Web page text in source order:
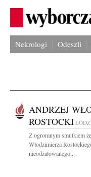
Nekrologi Odeszli
ANDRZEJ
ROSTOCKI ŁÓDŹ
Z ogromnym smutkiem
Włodzimierza
nieodżałowanego...